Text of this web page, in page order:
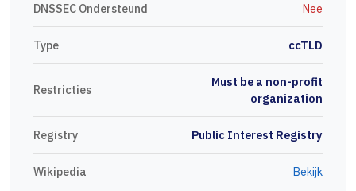
DNSSEC Ondersteund Nee
Type ccTLD
Restricties
Must be a non-profit
organization
Registry Public Interest Registry
Wikipedia Bekijk